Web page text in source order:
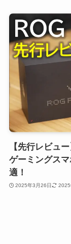
【先行レビュ
ゲーミングス
適！
2025年3月26日 2025